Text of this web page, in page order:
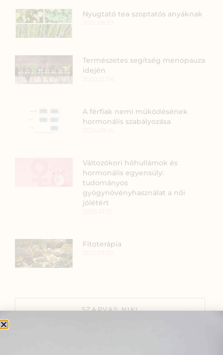
Nyugtató tea szoptatós anyáknak
Természetes segítség menopauza
idején
A férfiak nemi működésének
hormonális szabályozása
Változókori hőhullámok és
hormonális egyensúly:
tudományos
gyógynövényhasználat a női
jólétért
Fitoterápia
SZARVAS NIKI